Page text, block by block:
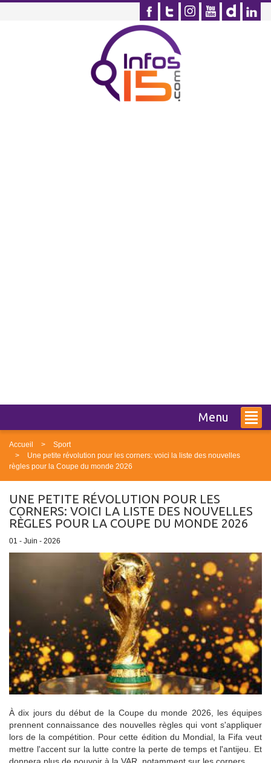
Menu
Accueil
Sport
Une petite révolution pour les corners: voici la liste des nouvelles
règles pour la Coupe du monde 2026
UNE PETITE RÉVOLUTION POUR LES
CORNERS: VOICI LA LISTE DES NOUVELLES
RÈGLES POUR LA COUPE DU MONDE 2026
01 - Juin - 2026
À dix jours du début de la Coupe du monde 2026, les équipes
prennent connaissance des nouvelles règles qui vont s'appliquer
lors de la compétition. Pour cette édition du Mondial, la Fifa veut
mettre l'accent sur la lutte contre la perte de temps et l'antijeu. Et